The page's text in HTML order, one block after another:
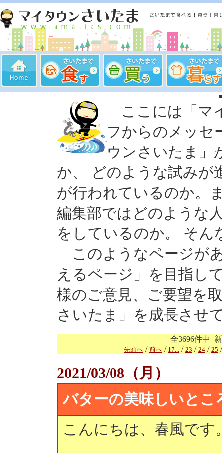
ここには「マ
フからのメッセ
ウンさいたま」
か、 どのような試みが
が行われているのか。
編集部ではどのような
をしているのか。 そん
このようなページが
えるページ」を目指し
様のご意見、ご要望を
さいたま」を成長させ
全3696件中
先頭へ / 前へ / 17... / 23 / 24 / 25
2021/03/08（月）
バターの美味しいとこ
こんにちは、春風です